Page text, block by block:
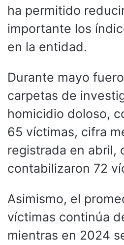
ha permitido
importante los
en la entidad.
Durante mayo
carpetas de
homicidio doloso,
65 víctimas, cifra
registrada en abril,
contabilizaron 72
Asimismo, el
víctimas continúa
mientras en 2024